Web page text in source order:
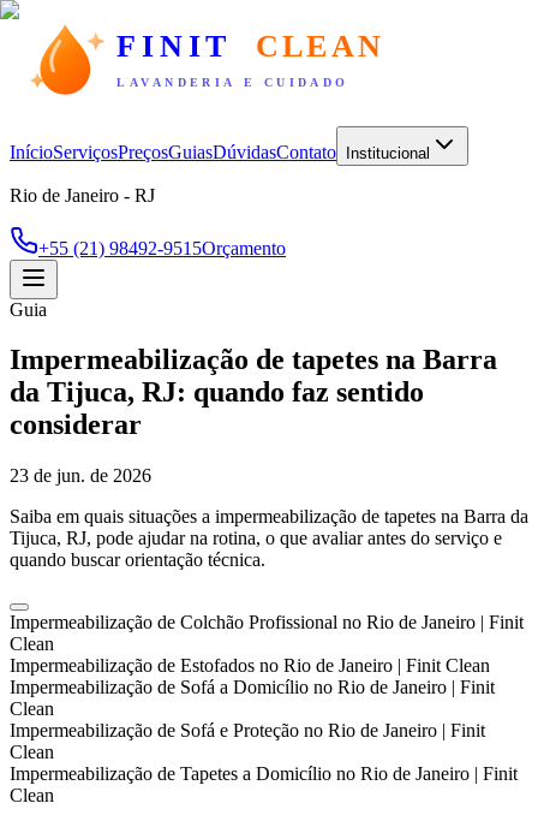
FINIT CLEAN
LAVANDERIA E CUIDADO
InícioServiçosPreçosGuiasDúvidasContato Institucional
Rio de Janeiro - RJ
+55 (21) 98492-9515Orçamento
Guia
Impermeabilização de tapetes na Barra
da Tijuca, RJ: quando faz sentido
considerar
23 de jun. de 2026
Saiba em quais situações a impermeabilização de tapetes na Barra da
Tijuca, RJ, pode ajudar na rotina, o que avaliar antes do serviço e
quando buscar orientação técnica.
Impermeabilização de Colchão Profissional no Rio de Janeiro | Finit
Clean
Impermeabilização de Estofados no Rio de Janeiro | Finit Clean
Impermeabilização de Sofá a Domicílio no Rio de Janeiro | Finit
Clean
Impermeabilização de Sofá e Proteção no Rio de Janeiro | Finit
Clean
Impermeabilização de Tapetes a Domicílio no Rio de Janeiro | Finit
Clean